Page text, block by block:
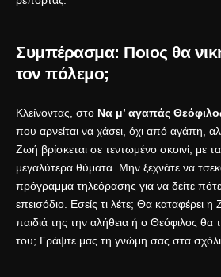
Συμπέρασμα: Ποιος θα
τον πόλεμο;
Κλείνοντας, στο Να μ’ αγαπάς
που αρνείται να χάσει, όχι από αγάπη,
Ζωή βρίσκεται σε τεντωμένο σκοινί, με
μεγαλύτερα θύματα. Μην ξεχνάτε να
πρόγραμμα τηλεόρασης για να δείτε
επεισόδιο. Εσείς τι λέτε; Θα καταφέρει
παιδιά της την αλήθεια ή ο Θεόφιλος θα
του; Γράψτε μας τη γνώμη σας στα